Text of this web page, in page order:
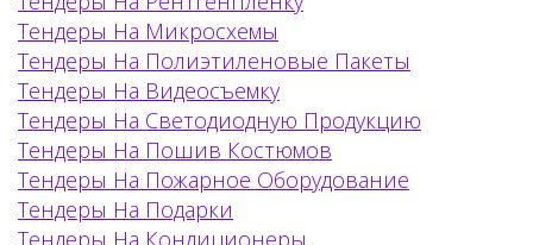
Тендеры На Микросхемы
Тендеры На Полиэтиленовые Пакеты
Тендеры На Видеосъемку
Тендеры На Светодиодную Продукцию
Тендеры На Пошив Костюмов
Тендеры На Пожарное Оборудование
Тендеры На Подарки
Тендеры На Кондиционеры